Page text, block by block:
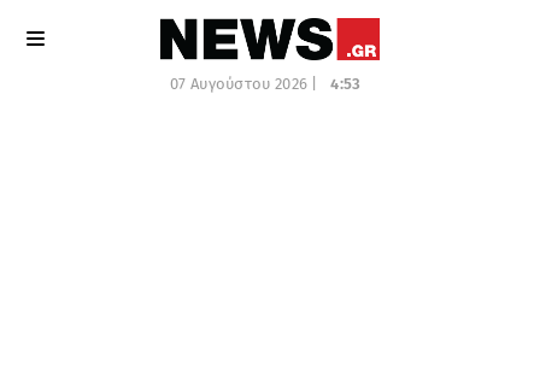
07 Αυγούστου 2026 | 4:53